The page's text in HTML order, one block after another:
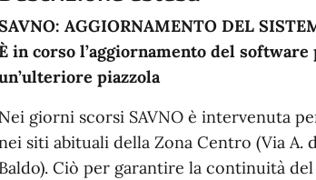
AGGIORNAMENTO DEL
È in corso l’aggiornamento del
piazzola
Nei giorni scorsi SAVNO è intervenuta
siti abituali della Zona Centro (Via A.
Baldo). Ciò per garantire la continuità